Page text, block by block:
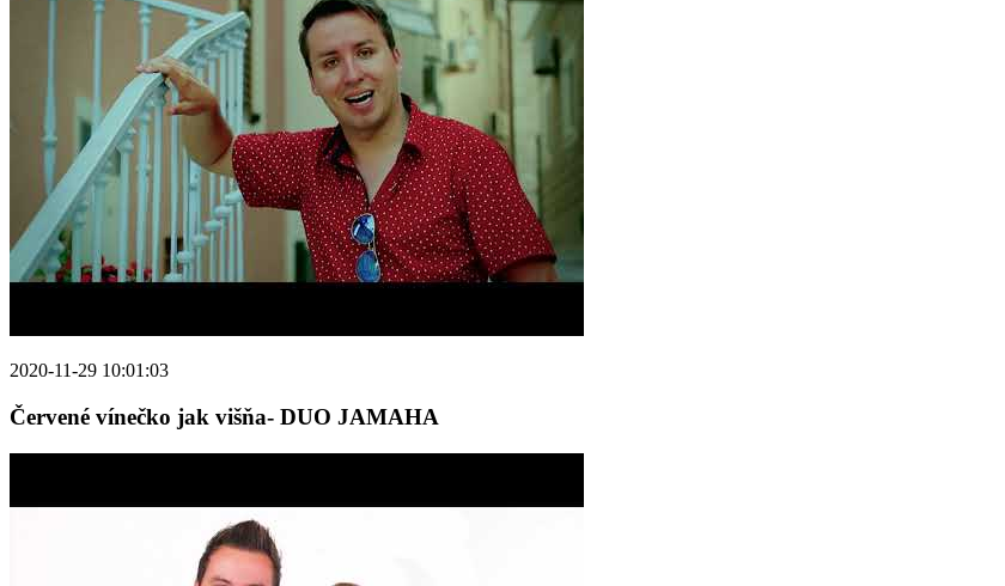
2020-11-29 10:01:03
Červené vínečko jak višňa- DUO JAMAHA